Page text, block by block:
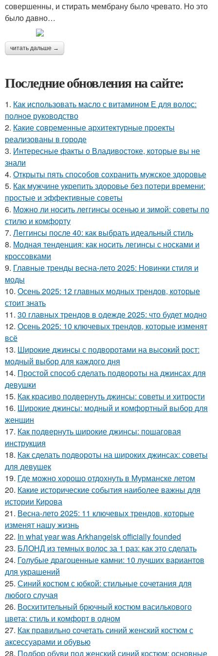
совершенны, и стирать мембрану было чревато. Но это
было давно…
читать дальше →
Последние обновления на сайте:
1. Как использовать масло с витамином Е для волос:
полное руководство
2. Какие современные архитектурные проекты
реализованы в городе
3. Интересные факты о Владивостоке, которые вы не
знали
4. Открыты пять способов сохранить мужское здоровье
5. Как мужчине укрепить здоровье без потери времени:
простые и эффективные советы
6. Можно ли носить леггинсы осенью и зимой: советы по
стилю и комфорту
7. Леггинсы после 40: как выбрать идеальный стиль
8. Модная тенденция: как носить легинсы с носками и
кроссовками
9. Главные тренды весна-лето 2025: Новинки стиля и
моды
10. Осень 2025: 12 главных модных трендов, которые
стоит знать
11. 30 главных трендов в одежде 2025: что будет модно
12. Осень 2025: 10 ключевых трендов, которые изменят
всё
13. Широкие джинсы с подворотами на высокий рост:
модный выбор для каждого дня
14. Простой способ сделать подвороты на джинсах для
девушки
15. Как красиво подвернуть джинсы: советы и хитрости
16. Широкие джинсы: модный и комфортный выбор для
женщин
17. Как подвернуть широкие джинсы: пошаговая
инструкция
18. Как сделать подвороты на широких джинсах: советы
для девушек
19. Где можно хорошо отдохнуть в Мурманске летом
20. Какие исторические события наиболее важны для
истории Кирова
21. Весна-лето 2025: 11 ключевых трендов, которые
изменят нашу жизнь
22. In what year was Arkhangelsk officially founded
23. БЛОНД из темных волос за 1 раз: как это сделать
24. Голубые драгоценные камни: 10 лучших вариантов
для украшений
25. Синий костюм с юбкой: стильные сочетания для
любого случая
26. Восхитительный брючный костюм василькового
цвета: стиль и комфорт в одном
27. Как правильно сочетать синий женский костюм с
аксессуарами и обувью
28. Подбор обуви под женский синий костюм: основные